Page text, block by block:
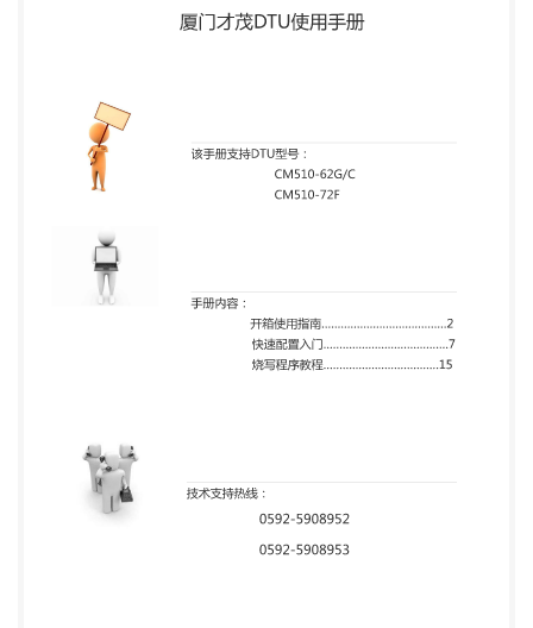
址:http://www.caimore.com 电 话 /Tel: +86-592-
Technology Co.,Ltd 开箱使用指南 工具 首先，打开光
盘“CM510-XX 资料”文件夹 [若无光驱可联系技术人
员提供相关资料]： 您会看到如下几个文件夹： 这些
都是干嘛用的？ 想要将 DTU 升级到最新，用它吧！
里面有最新的软件，以及下载用的工具。 [烧写程序
步骤查看文档 p15] DTU 的参数修改工具，想修改
IP？端口？波特率？就靠它了。 [配置步骤查看文档
p7] 发生了问题？出现了故障？连不上中心服务器？
料： 地 址 : 厦 门 市 软 件 园 二 期 望 海 路 23 号 之 一 3
层 网址:http://www.caimore.com 电 话 /Tel: +86-592-
5902655 传真/Fax:+86-592-5975885 3 串口线 1 根
DTU 板 1 个 14 脚端口 1 个 电源适配器 1 个 厦门才茂